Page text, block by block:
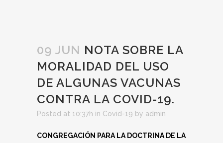
09 JUN NOTA SOBRE LA
MORALIDAD DEL USO
DE ALGUNAS VACUNAS
CONTRA LA COVID-19.
Posted at 10:37h in Covid-19 by admin
CONGREGACIÓN PARA LA DOCTRINA DE LA